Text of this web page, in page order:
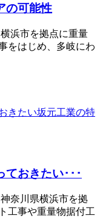
の可能性
浜市を拠点に重量
をはじめ、多岐にわ
ておきたい･･･
奈川県横浜市を拠
工事や重量物据付工